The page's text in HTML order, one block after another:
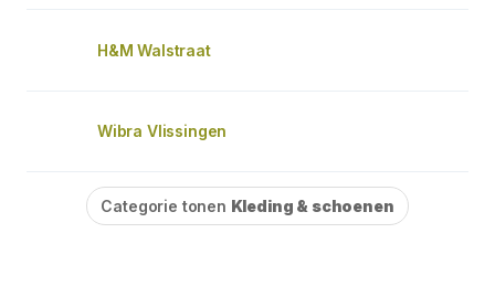
H&M Walstraat
Wibra Vlissingen
Categorie tonen Kleding & schoenen